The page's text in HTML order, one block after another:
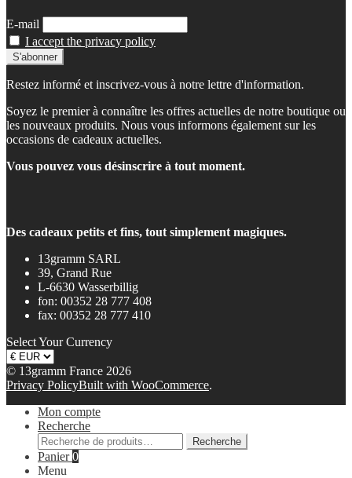
E-mail
I accept the privacy policy
Restez informé et inscrivez-vous à notre lettre d'information.
Soyez le premier à connaître les offres actuelles de notre boutique ou
les nouveaux produits. Nous vous informons également sur les
occasions de cadeaux actuelles.
Vous pouvez vous désinscrire à tout moment.
Des cadeaux petits et fins, tout simplement magiques.
13gramm SARL
39, Grand Rue
L-6630 Wasserbillig
fon: 00352 28 777 408
fax: 00352 28 777 410
Select Your Currency
© 13gramm France 2026
Privacy PolicyBuilt with WooCommerce.
Mon compte
Recherche
Recherche
pour :
Recherche
Panier0
Menu